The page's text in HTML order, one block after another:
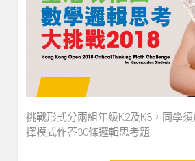
挑戰形式分兩組年級K2及K3，同學
擇模式作答30條邏輯思考題